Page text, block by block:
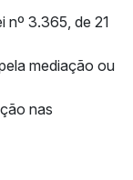
nº 3.365, de 21
mediação ou
nas